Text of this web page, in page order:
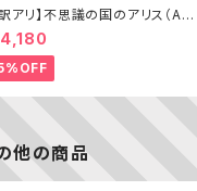
訳アリ】不思議の国のアリス（Alic
Adventures in WONDERL
）
他の商品